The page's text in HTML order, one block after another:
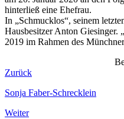
hinterließ eine Ehefrau.
In „Schmucklos“, seinem
Hausbesitzer Anton Giesinger.
2019 im Rahmen des
Zurück
Sonja Faber-Schrecklein
Weiter